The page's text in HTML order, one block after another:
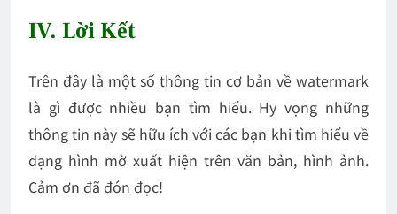
IV. Lời Kết
Trên đây là một số thông tin cơ bản về watermark
là gì được nhiều bạn tìm hiểu. Hy vọng những
thông tin này sẽ hữu ích với các bạn khi tìm hiểu về
dạng hình mờ xuất hiện trên văn bản, hình ảnh.
Cảm ơn đã đón đọc!